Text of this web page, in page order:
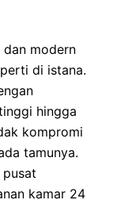
modern
di istana.
hingga
kompromi
tamunya.
kamar 24